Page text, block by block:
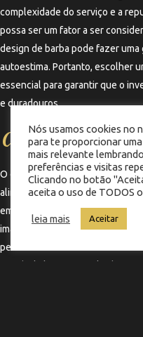
complexidade do serviço e a
possa ser um fator a ser
design de barba pode fazer
autoestima. Portanto, escolher
essencial para garantir que o
e duradouros.
Conclusão sobre o
O design de barba é uma
alinhamento, oferecendo uma
emocionais. Ao optar por um
imagem e autoestima,
personalidade e estilo de vida.
Nós usamos cookies no
para te proporcionar
mais relevante
preferências e visitas
Clicando no botão
aceita o uso de TODOS
leia mais Aceitar